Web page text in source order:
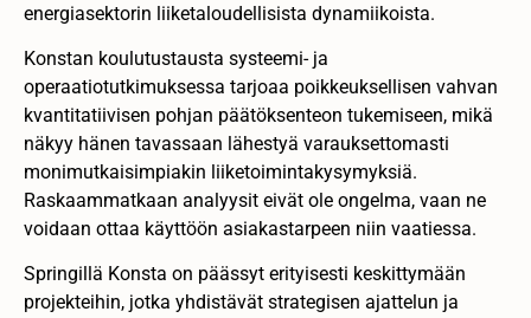
energiasektorin liiketaloudellisista dynamiikoista.
Konstan koulutustausta systeemi- ja
operaatiotutkimuksessa tarjoaa poikkeuksellisen vahvan
kvantitatiivisen pohjan päätöksenteon tukemiseen, mikä
näkyy hänen tavassaan lähestyä varauksettomasti
monimutkaisimpiakin liiketoimintakysymyksiä.
Raskaammatkaan analyysit eivät ole ongelma, vaan ne
voidaan ottaa käyttöön asiakastarpeen niin vaatiessa.
Springillä Konsta on päässyt erityisesti keskittymään
projekteihin, jotka yhdistävät strategisen ajattelun ja